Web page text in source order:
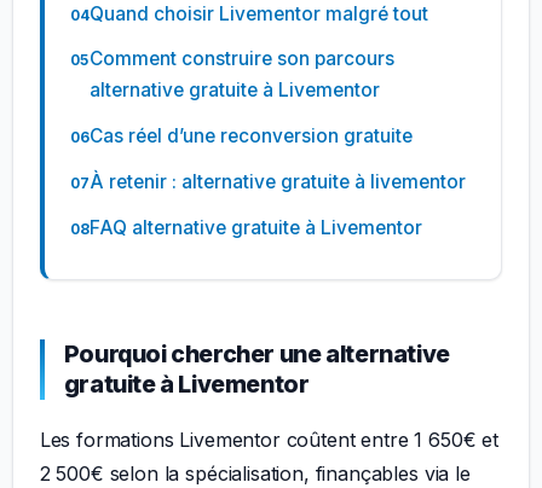
Quand choisir Livementor malgré tout
Comment construire son parcours
alternative gratuite à Livementor
Cas réel d’une reconversion gratuite
À retenir : alternative gratuite à livementor
FAQ alternative gratuite à Livementor
Pourquoi chercher une alternative
gratuite à Livementor
Les formations Livementor coûtent entre 1 650€ et
2 500€ selon la spécialisation, finançables via le